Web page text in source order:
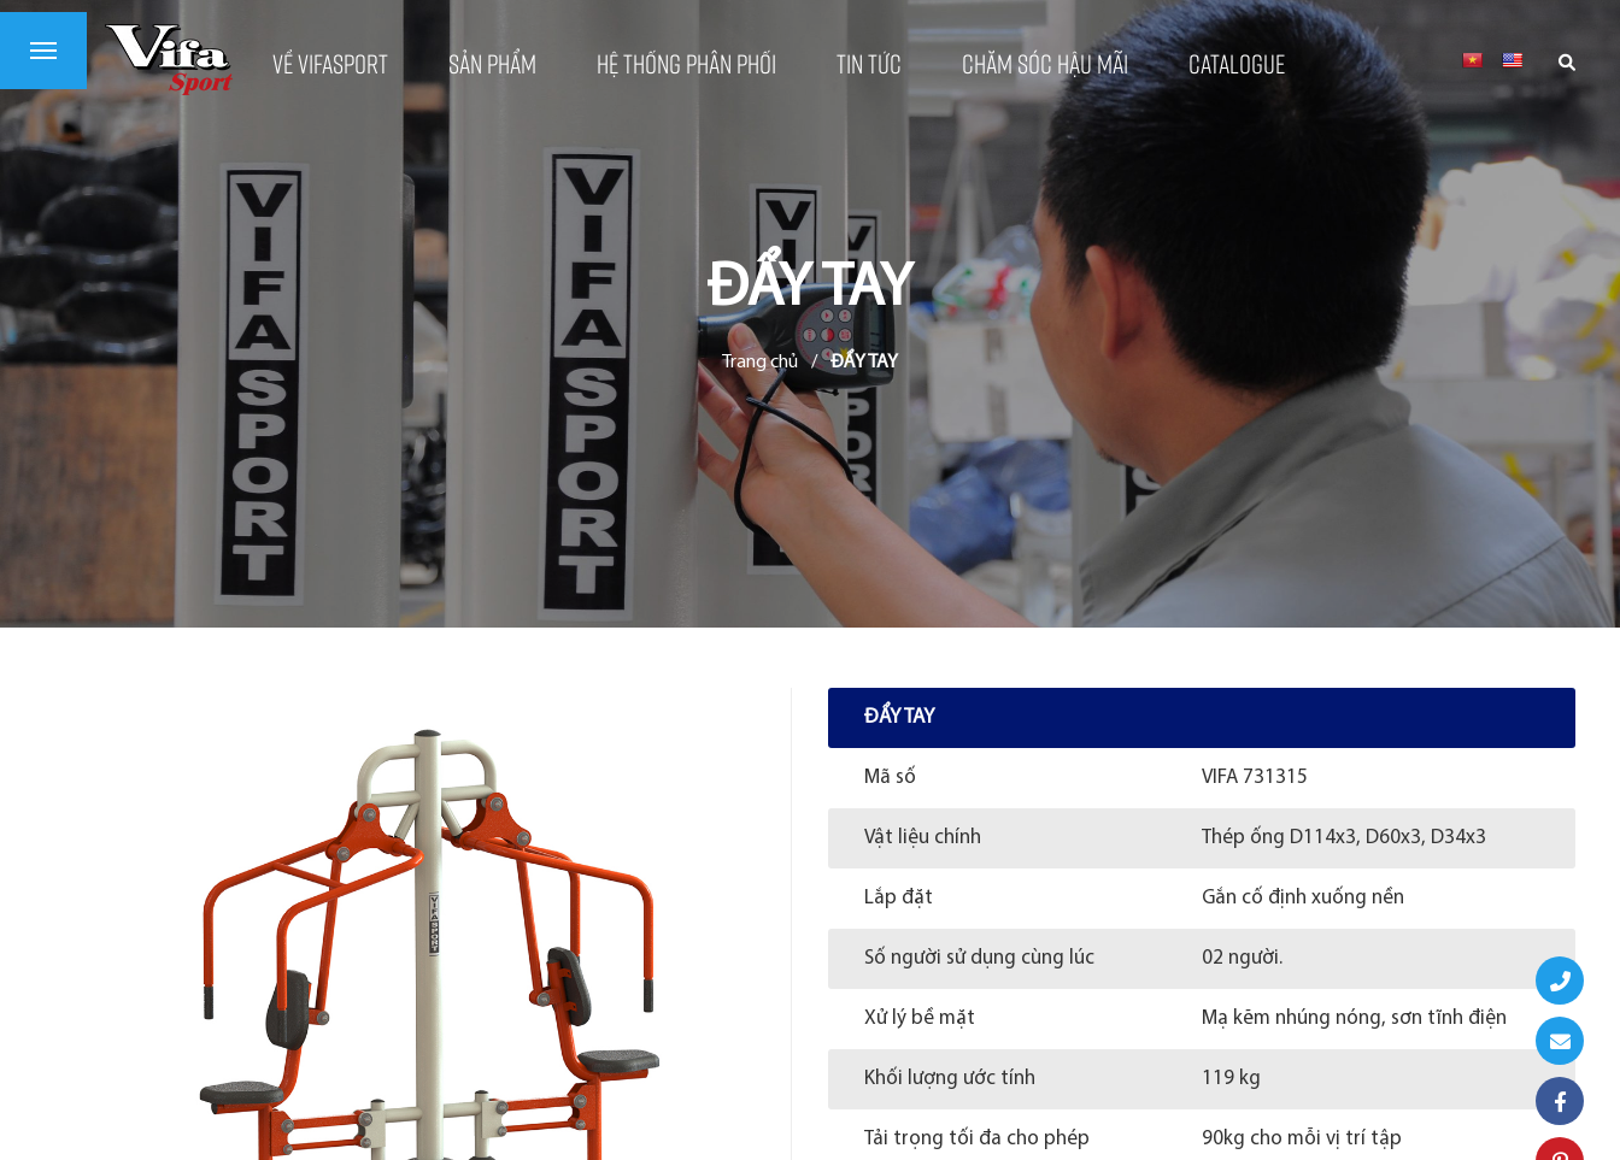
Về VifaSport Sản phẩm Hệ thống phân phối Tin tức Chăm sóc hậu mãi Catalogue
ĐẨY TAY
Trang chủ / ĐẨY TAY
ĐẨY TAY
Mã số VIFA 731315
Vật liệu chính Thép ống D114x3, D60x3, D34x3
Lắp đặt Gắn cố định xuống nền
Số người sử dụng cùng lúc 02 người.
Xử lý bề mặt Mạ kẽm nhúng nóng, sơn tĩnh điện
Khối lượng ước tính 119 kg
Tải trọng tối đa cho phép 90kg cho mỗi vị trí tập